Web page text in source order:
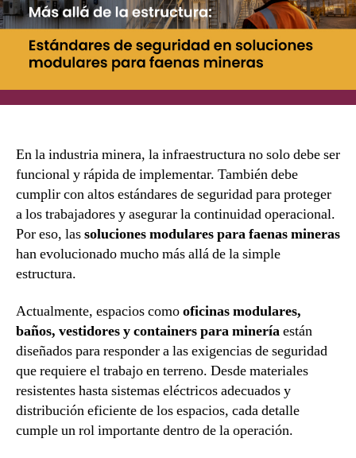
En la industria minera, la infraestructura no solo debe ser
funcional y rápida de implementar. También debe
cumplir con altos estándares de seguridad para proteger
a los trabajadores y asegurar la continuidad operacional.
Por eso, lassoluciones modulares para faenas mineras
han evolucionado mucho más allá de la simple
estructura.
Actualmente, espacios comooficinas modulares,
baños, vestidores y containers para mineríaestán
diseñados para responder a las exigencias de seguridad
que requiere el trabajo en terreno. Desde materiales
resistentes hasta sistemas eléctricos adecuados y
distribución eficiente de los espacios, cada detalle
cumple un rol importante dentro de la operación.